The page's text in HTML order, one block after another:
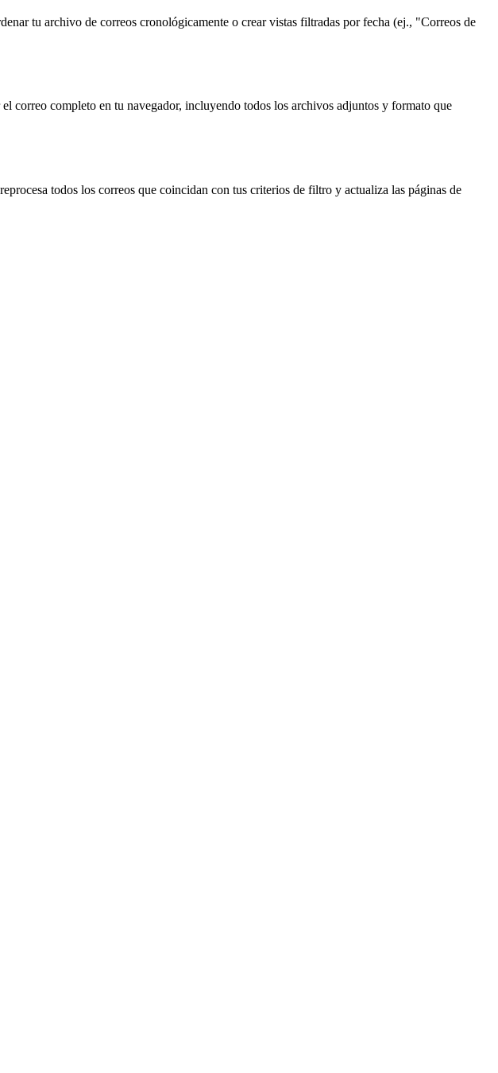
tu archivo de correos cronológicamente o crear vistas filtradas por fecha (ej., "Correos de
completo en tu navegador, incluyendo todos los archivos adjuntos y formato que
todos los correos que coincidan con tus criterios de filtro y actualiza las páginas de